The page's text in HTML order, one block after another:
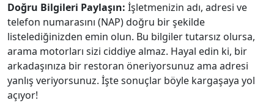
Doğru Bilgileri Paylaşın: İşletmenizin adı, adresi ve
telefon numarasını (NAP) doğru bir şekilde
listelediğinizden emin olun. Bu bilgiler tutarsız olursa,
arama motorları sizi ciddiye almaz. Hayal edin ki, bir
arkadaşınıza bir restoran öneriyorsunuz ama adresi
yanlış veriyorsunuz. İşte sonuçlar böyle kargaşaya yol
açıyor!